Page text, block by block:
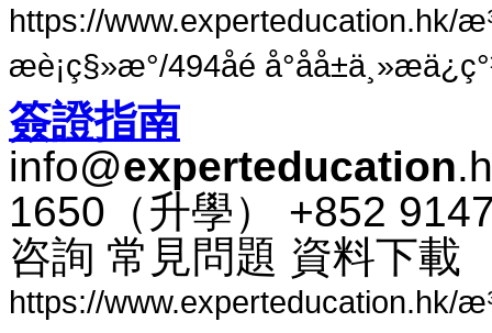
https://www.experteducation.hk/
æè¡ç§»æ°/494åé
簽​證​指南
info@experteducation
1650​（​升​學​） +852
咨​詢 常​見​問題 資料​下​載
https://www.experteducation.hk/